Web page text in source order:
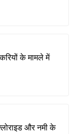
के मामले में
और नमी के